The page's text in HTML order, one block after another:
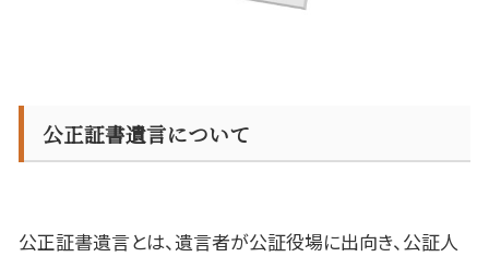
公正証書遺言について
公正証書遺言とは、遺言者が公証役場に出向き、公証人